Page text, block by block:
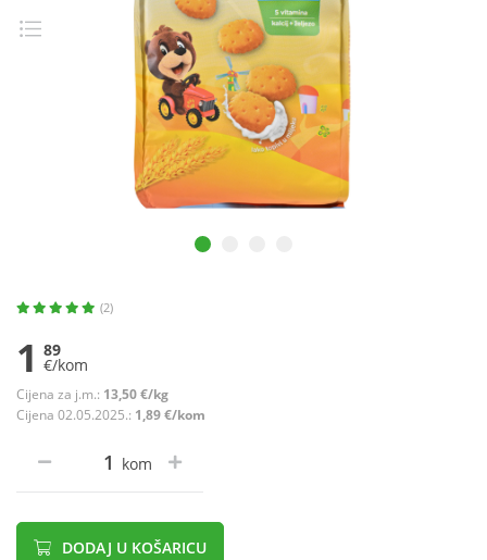
(2)
1 89
€/kom
Cijena za j.m.: 13,50 €/kg
Cijena 02.05.2025.: 1,89 €/kom
kom
DODAJ U KOŠARICU